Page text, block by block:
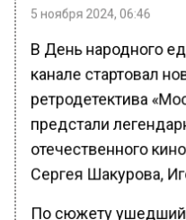
5 ноября 2024, 06:46
В День народного
канале стартовал
ретродетектива
предстали
отечественного
Сергея Шакурова,
По сюжету